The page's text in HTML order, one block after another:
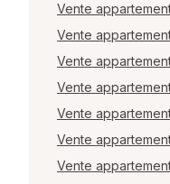
Vente
Vente
Vente
Vente
Vente
Vente
Vente